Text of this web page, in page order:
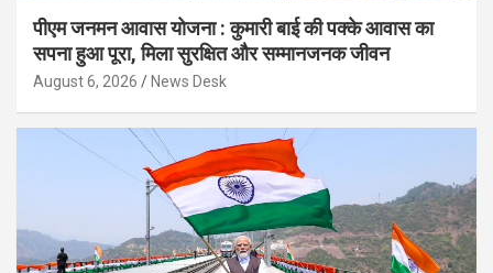
पीएम जनमन आवास योजना : कुमारी बाई की पक्के आवास का
सपना हुआ पूरा, मिला सुरक्षित और सम्मानजनक जीवन
August 6, 2026 News Desk